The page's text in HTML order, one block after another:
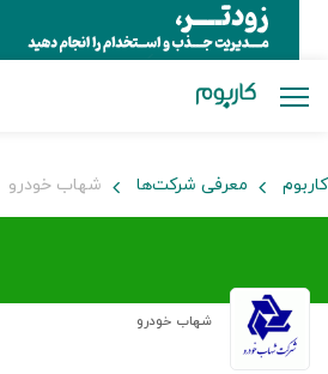
کاربوم معرفی شرکت‌ها شهاب خودرو
شهاب خودرو